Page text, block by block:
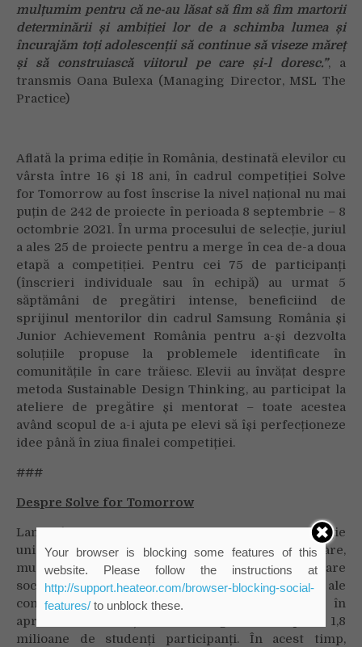
mulțumim pentru că ne-au lăsat să fim să fim martorii
determinării și ambiției lor de a schimba lumea și
încurajăm toți adolescenții să continue să viseze măreț
și să construiască viitorul pe care și-l doresc.”, a
transmis Oana Bulexa (Managing Director, MSL The
Practice)
Aflată la prima ediție în România, destinată elevilor cu
vârsta între 16 și 18 ani, în cadrul competiției Solve
for Tomorrow au fost înscrise la nivel național nu mai
puțin de 242 de proiecte în perioada 8 septembrie – 8
octombrie 2021. În urma procesului de selecție, juriul
a ales 25 de proiecte pentru a merge în cea de-a doua
etapă a competiției. Pentru cei 75 de participanți
(înscrieri individuale sau în echipă) au urmat 5
săptămâni de pregătiri intense, beneficiind de
sprijinul mentorilor din cadrul Samsung România și
Junior Achievement România pentru a-și dezvolta
soluțiile propuse la problemele identificate în
comunitățile în care trăiesc. Elevii au învățat despre
metoda Sustainable Design Thinking, au participat la
ateliere de pregătire și mentorat – toate acestea
având scopul de a-i ajuta pe elevi să își perfecționeze
idee până în ziua finalei competiției.
###
Despre Solve for Tomorrow
Lansat în 2010, Solve for Tomorrow este o competiție
unică prin care se încurajează gândirea inovatoare,
munca în echipă și dezvoltarea unor idei de inovare
socială care rezolvă cele mai urgente probleme ale
comunității. Solve for Tomorrow s-a desfășurat în
aproximativ 23 de țări din întreaga lume, cu peste 1,8
milioane de studenți participanți. În acest timp,
Your browser is blocking some features of this
website. Please follow the instructions at
http://support.heateor.com/browser-blocking-social-
features/to unblock these.